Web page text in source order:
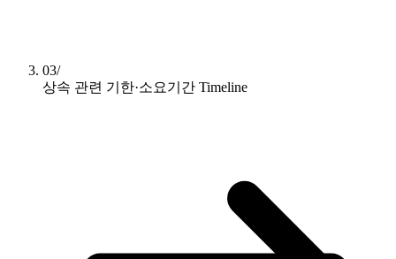
03/
상속 관련 기한·소요기간 Timeline